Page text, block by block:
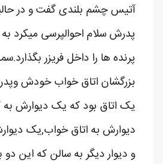
آتیس چشم بلندی گفت و در
پدرش سلام احوالپرسی میکرد
پرنده ها را داخل فریزر
بزرگشان اتاق خواب خودش وپدر
یک اتاق بود که یک دیوارش
دیوارش به اتاق خواب,یک
و دیوار دیگر به سالن که این